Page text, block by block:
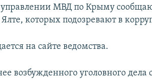
МВД по Крыму
которых подозревают в
на сайте ведомства.
возбужденного уголовного дела